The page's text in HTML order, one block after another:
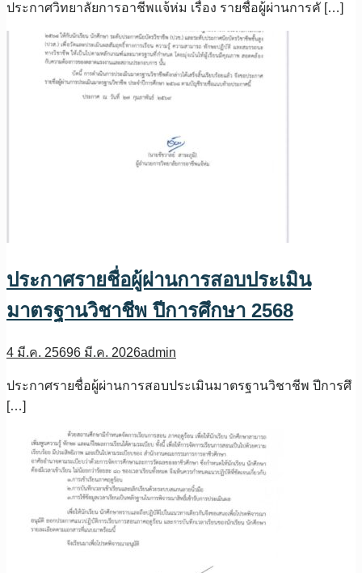
ประกาศวิทยาลัยการอาชีพแจ้ห่ม เรื่อง รายชื่อผู้ผ่านการคั […]
ประกาศรายชื่อผู้ผ่านการสอบประเมิน
มาตรฐานวิชาชีพ ปีการศึกษา 2568
4 มี.ค. 25696 มี.ค. 2026admin
ประกาศรายชื่อผู้ผ่านการสอบประเมินมาตรฐานวิชาชีพ ปีการศึ
[…]